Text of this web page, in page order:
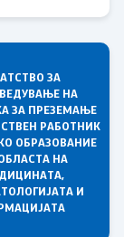
ЗА
НА
ЗА ПРЕЗЕМАЊЕ
РАБОТНИК
ОБРАЗОВАНИЕ
НА
И